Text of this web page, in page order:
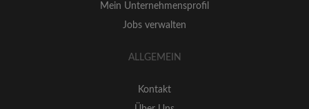
Mein Unternehmensprofil
Jobs verwalten
ALLGEMEIN
Kontakt